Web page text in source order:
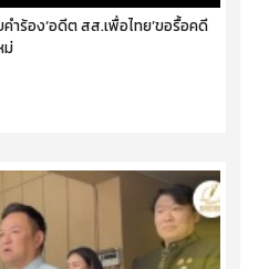
ำร้อง‘อดีต สส.เพื่อไทย’ขอรื้อคดี
ม่